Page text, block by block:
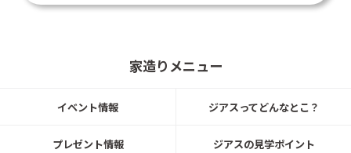
【宮城県富谷市】完成見学会 開催！
家造りメニュー
イベント情報
プレゼント情報
ジアスってどんなとこ？
ジアスの見学ポイント